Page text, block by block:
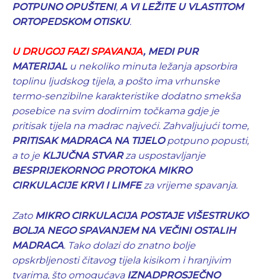
POTPUNO OPUŠTENI, A VI LEŽITE U VLASTITOM
ORTOPEDSKOM OTISKU.
U DRUGOJ FAZI SPAVANJA, MEDI PUR
MATERIJAL u nekoliko minuta ležanja apsorbira
toplinu ljudskog tijela, a pošto ima vrhunske
termo-senzibilne karakteristike dodatno smekša
posebice na svim dodirnim točkama gdje je
pritisak tijela na madrac najveći. Zahvaljujući tome,
PRITISAK MADRACA NA TIJELOpotpuno popusti,
a to je KLJUČNA STVARza uspostavljanje
BESPRIJEKORNOG PROTOKA MIKRO
CIRKULACIJE KRVI I LIMFEza vrijeme spavanja.
Zato MIKRO CIRKULACIJA POSTAJE VIŠESTRUKO
BOLJA NEGO SPAVANJEM NA VEČINI OSTALIH
MADRACA. Tako dolazi do znatno bolje
opskrbljenosti čitavog tijela kisikom i hranjivim
tvarima, što omogućava IZNADPROSJEČNO